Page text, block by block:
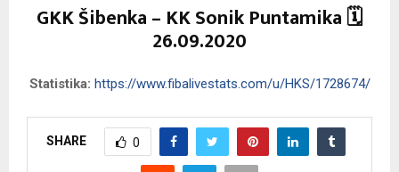
GKK Šibenka – KK Sonik Puntamika 🗓
26.09.2020
Statistika: https://www.fibalivestats.com/u/HKS/1728674/
SHARE 0